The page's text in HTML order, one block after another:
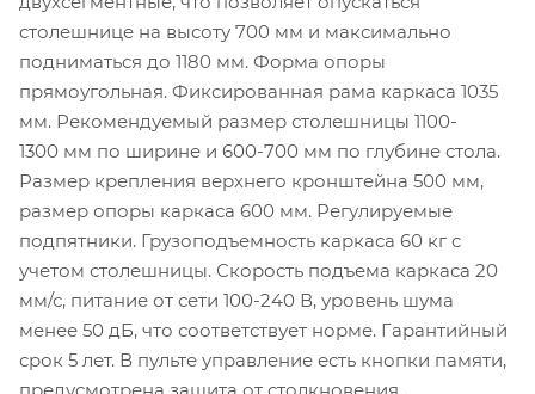
столешнице на высоту 700 мм и максимально
подниматься до 1180 мм. Форма опоры
прямоугольная. Фиксированная рама каркаса 1035
мм. Рекомендуемый размер столешницы 1100-
1300 мм по ширине и 600-700 мм по глубине стола.
Размер крепления верхнего кронштейна 500 мм,
размер опоры каркаса 600 мм. Регулируемые
подпятники. Грузоподъемность каркаса 60 кг с
учетом столешницы. Скорость подъема каркаса 20
мм/с, питание от сети 100-240 В, уровень шума
менее 50 дБ, что соответствует норме. Гарантийный
срок 5 лет. В пульте управление есть кнопки памяти,